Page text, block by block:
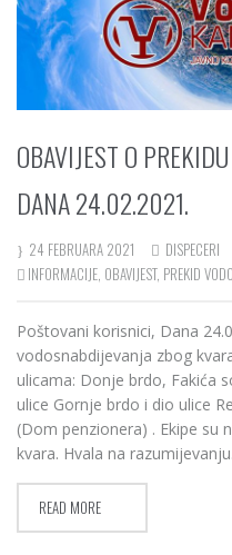
OBAVIJEST O
DANA 24.02.2021.
24 FEBRUARA 2021 DISPECERI
INFORMACIJE, OBAVIJEST, PREKID
Poštovani korisnici, Dana
vodosnabdijevanja zbog
ulicama: Donje brdo, Fakića
ulice Gornje brdo i dio ulice
(Dom penzionera) . Ekipe su
kvara. Hvala na razumijevanju.
READ MORE